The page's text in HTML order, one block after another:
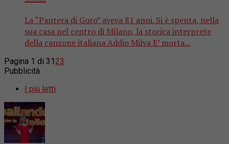
La “Pantera di Goro” aveva 81 anni. Si è spenta, nella
sua casa nel centro di Milano, la storica interprete
della canzone italiana Addio Milva E’ morta...
Pagina 1 di 31 23
Pubblicità
I più letti